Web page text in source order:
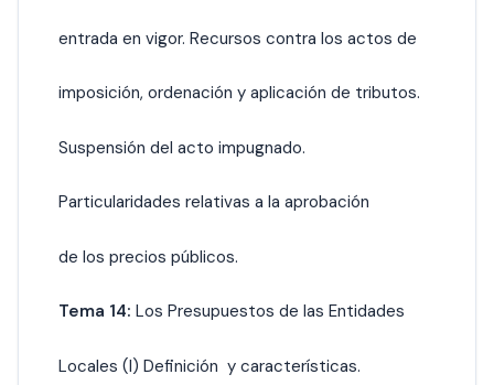
entrada en vigor. Recursos contra los actos de
imposición, ordenación y aplicación de tributos.
Suspensión del acto impugnado.
Particularidades relativas a la aprobación
de los precios públicos.
Tema 14: Los Presupuestos de las Entidades
Locales (I) Definición y características.